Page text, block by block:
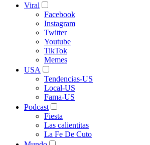
Viral
Facebook
Instagram
Twitter
Youtube
TikTok
Memes
USA
Tendencias-US
Local-US
Fama-US
Podcast
Fiesta
Las calientitas
La Fe De Cuto